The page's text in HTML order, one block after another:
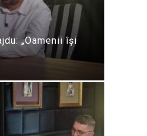
„Oamenii își